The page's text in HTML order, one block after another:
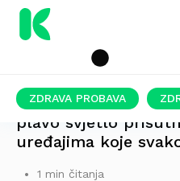
ZDRAVA PROBAVA
plavo svjetlo
uređajima koje
1 min čitanja